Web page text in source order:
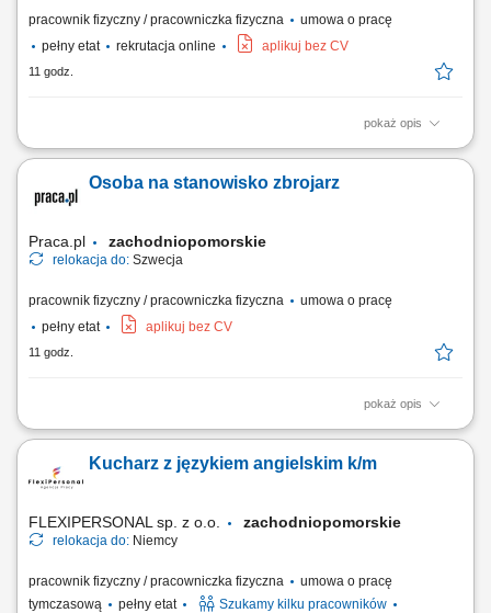
pracownik fizyczny / pracowniczka fizyczna
umowa o pracę
pełny etat
rekrutacja online aplikuj bez CV
11 godz.
pokaż opis
Twój zakres obowiązków Montaż szalunków.
Osoba na stanowisko zbrojarz
Praca.pl zachodniopomorskie
relokacja do: Szwecja
pracownik fizyczny / pracowniczka fizyczna
umowa o pracę
pełny etat
aplikuj bez CV
11 godz.
pokaż opis
Opis stanowiska Tworzenie i montowanie konstrukcji stalowych, zbrojeń
Kucharz z językiem angielskim k/m
FLEXIPERSONAL sp. z o.o. zachodniopomorskie
relokacja do: Niemcy
pracownik fizyczny / pracowniczka fizyczna
umowa o pracę
tymczasową
pełny etat
Szukamy kilku pracowników